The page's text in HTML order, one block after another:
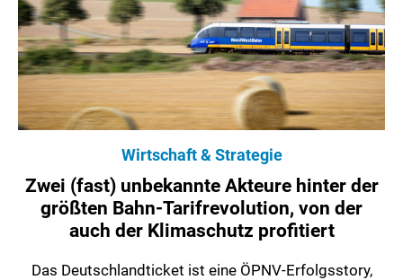
Wirtschaft & Strategie
Zwei (fast) unbekannte Akteure hinter der
größten Bahn-Tarifrevolution, von der
auch der Klimaschutz profitiert
Das Deutschlandticket ist eine ÖPNV-Erfolgsstory,